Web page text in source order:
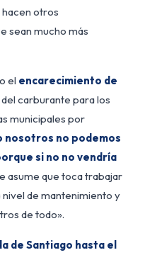
otros
sean mucho más
el encarecimiento de
del carburante para los
municipales por
nosotros no podemos
si no no vendría
asume que toca trabajar
de mantenimiento y
de todo».
de Santiago hasta el